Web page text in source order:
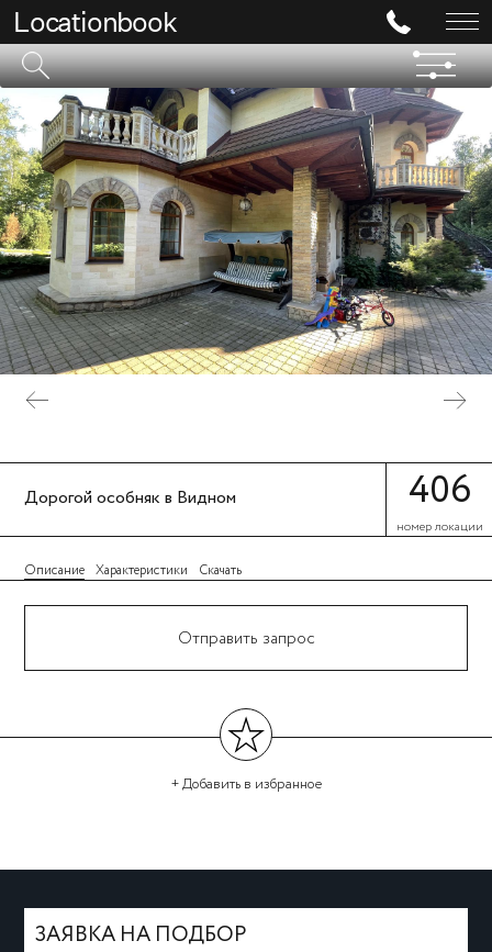
Locationbook
Дорогой особняк в Видном 406
номер локации
Описание Характеристики Скачать
+ Добавить в избранное
Отправить запрос
ЗАЯВКА НА ПОДБОР